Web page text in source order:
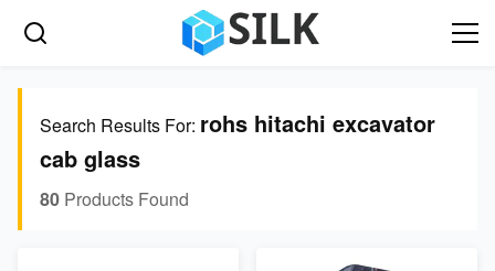
Search Results For: rohs hitachi excavator
cab glass
80 Products Found